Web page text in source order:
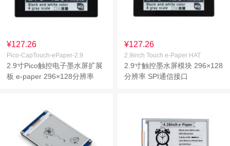
¥127.26
Pico-CapTouch-ePaper-2.9
2.9寸Pico触控电子墨水屏扩展
板 e-paper 296×128分辨率
¥127.26
2.9inch Touch e-Paper HAT
2.9寸触控墨水屏模块 296×128
分辨率 SPI通信接口